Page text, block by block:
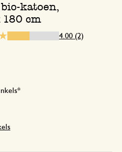
bio-katoen,
180 cm
4.00 (2)
tafelkleed.